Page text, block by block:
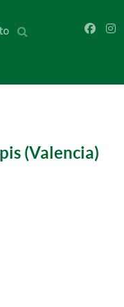
(Valencia)